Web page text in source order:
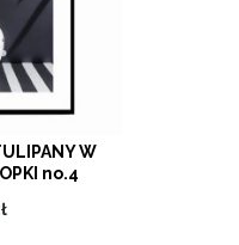
W
no.4